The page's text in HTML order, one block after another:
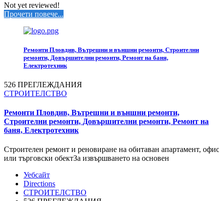
Not yet reviewed!
Прочети повече...
Ремонти Пловдив, Вътрешни и външни ремонти, Строителни
ремонти, Довършителни ремонти, Ремонт на баня,
Електротехник
526 ПРЕГЛЕЖДАНИЯ
СТРОИТЕЛСТВО
Ремонти Пловдив, Вътрешни и външни ремонти,
Строителни ремонти, Довършителни ремонти, Ремонт на
баня, Електротехник
Строителен ремонт и реновиране на обитаван апартамент, офис
или търговски обектЗа извършването на основен
Уебсайт
Directions
СТРОИТЕЛСТВО